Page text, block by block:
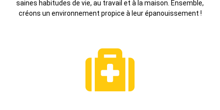
saines habitudes de vie, au travail et à la maison. Ensemble,
créons un environnement propice à leur épanouissement !